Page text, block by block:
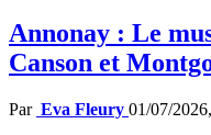
Annonay : Le
Canson et
Par Eva Fleury 01/07/